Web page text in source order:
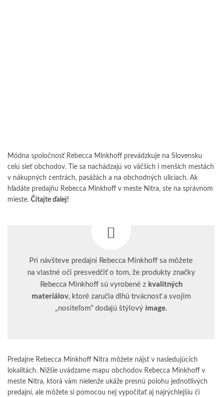
Módna spoločnosť Rebecca Minkhoff prevádzkuje na Slovensku
celú sieť obchodov. Tie sa nachádzajú vo väčších i menších mestách
v nákupných centrách, pasážách a na obchodných uliciach. Ak
hľadáte predajňu Rebecca Minkhoff v meste Nitra, ste na správnom
mieste. Čítajte ďalej!
Pri návšteve predajní Rebecca Minkhoff sa môžete
na vlastné oči presvedčiť o tom, že produkty značky
Rebecca Minkhoff sú vyrobené z kvalitných
materiálov, ktoré zaručia dlhú trvácnosť a svojim
„nositeľom“ dodajú štýlový image.
Predajne Rebecca Minkhoff Nitra môžete nájsť v nasledujúcich
lokalitách. Nižšie uvádzame mapu obchodov Rebecca Minkhoff v
meste Nitra, ktorá vám nielenže ukáže presnú polohu jednotlivých
predajní, ale môžete si pomocou nej vypočítať aj najrýchlejšiu či